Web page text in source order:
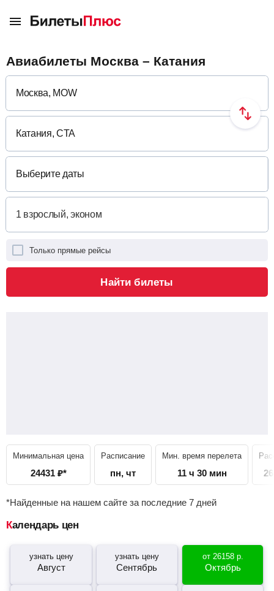
Авиабилеты Москва – Катания
Выберите даты
Только прямые рейсы
Найти билеты
Минимальная цена
24431 ₽*
Расписание
пн, чт
Мин. время перелета
11 ч 30 мин
*Найденные на нашем сайте за последние 7 дней
Календарь цен
узнать цену
Август
узнать цену
Сентябрь
от 26158р.
Октябрь